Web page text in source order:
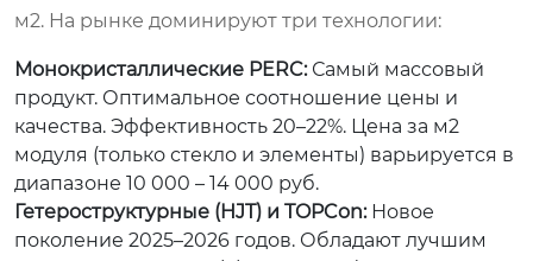
м2. На рынке доминируют три технологии:
Монокристаллические PERC:Самый массовый
продукт. Оптимальное соотношение цены и
качества. Эффективность 20–22%. Цена за м2
модуля (только стекло и элементы) варьируется в
диапазоне 10 000 – 14 000 руб.
Гетероструктурные (HJT) и TOPCon:Новое
поколение 2025–2026 годов. Обладают лучшим